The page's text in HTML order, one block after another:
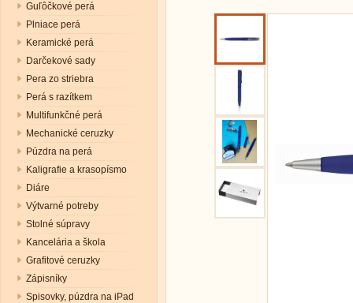
Guľôčkové perá
Plniace perá
Keramické perá
Darčekové sady
Pera zo striebra
Perá s razítkem
Multifunkčné perá
Mechanické ceruzky
Púzdra na perá
Kaligrafie a krasopísmo
Diáre
Výtvarné potreby
Stolné súpravy
Kancelária a škola
Grafitové ceruzky
Zápisníky
Spisovky, púzdra na iPad